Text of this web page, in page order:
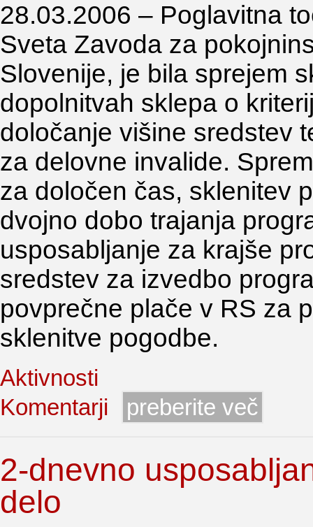
28.03.2006 – Poglavitna
Sveta Zavoda za
Slovenije, je bila sprejem
dopolnitvah sklepa o
določanje višine sredstev
za delovne invalide.
za določen čas, sklenitev
dvojno dobo trajanja
usposabljanje za krajše
sredstev za izvedbo
povprečne plače v RS za
sklenitve pogodbe.
Aktivnosti
Komentarji
preberite več
2-dnevno
delo